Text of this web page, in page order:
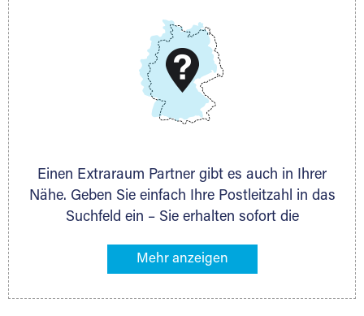
DMG Aktiengesellschaft
www.dmg-ag.com
Einen Extraraum Partner gibt es auch in Ihrer
Nähe. Geben Sie einfach Ihre Postleitzahl in das
Suchfeld ein – Sie erhalten sofort die
Lagermöglichkeiten in Ihrer Nähe. An zahlreichen
direkt online mieten. Gibt es Extraraum noch